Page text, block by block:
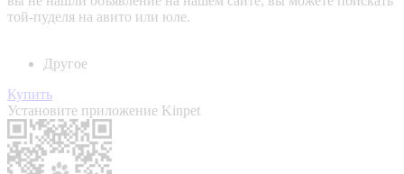
той-пуделя на авито или юле.
Другое
Купить
Установите приложение Kinpet